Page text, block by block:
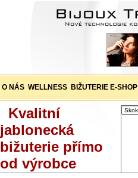
O NÁS WELLNESS BIŽUTERIE E-SHOP
Kvalitní
jablonecká
bižuterie přímo
od výrobce